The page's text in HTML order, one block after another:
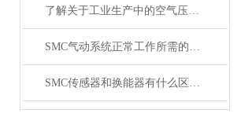
了解关于工业生产中的空气压缩机应用
SMC气动系统正常工作所需的技术要求
SMC传感器和换能器有什么区别？